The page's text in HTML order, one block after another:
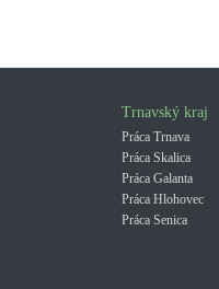
Trnavský kraj
Práca Trnava
Práca Skalica
Práca Galanta
Práca Hlohovec
Práca Senica